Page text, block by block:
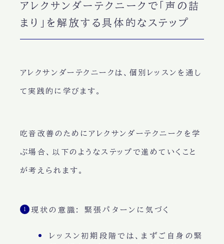
アレクサンダーテクニークで「声の詰
まり」を解放する具体的なステップ
アレクサンダーテクニークは、個別レッスンを通し
て実践的に学びます。
吃音改善のためにアレクサンダーテクニークを学
ぶ場合、以下のようなステップで進めていくこと
が考えられます。
現状の意識: 緊張パターンに気づく
レッスン初期段階では、まずご自身の緊